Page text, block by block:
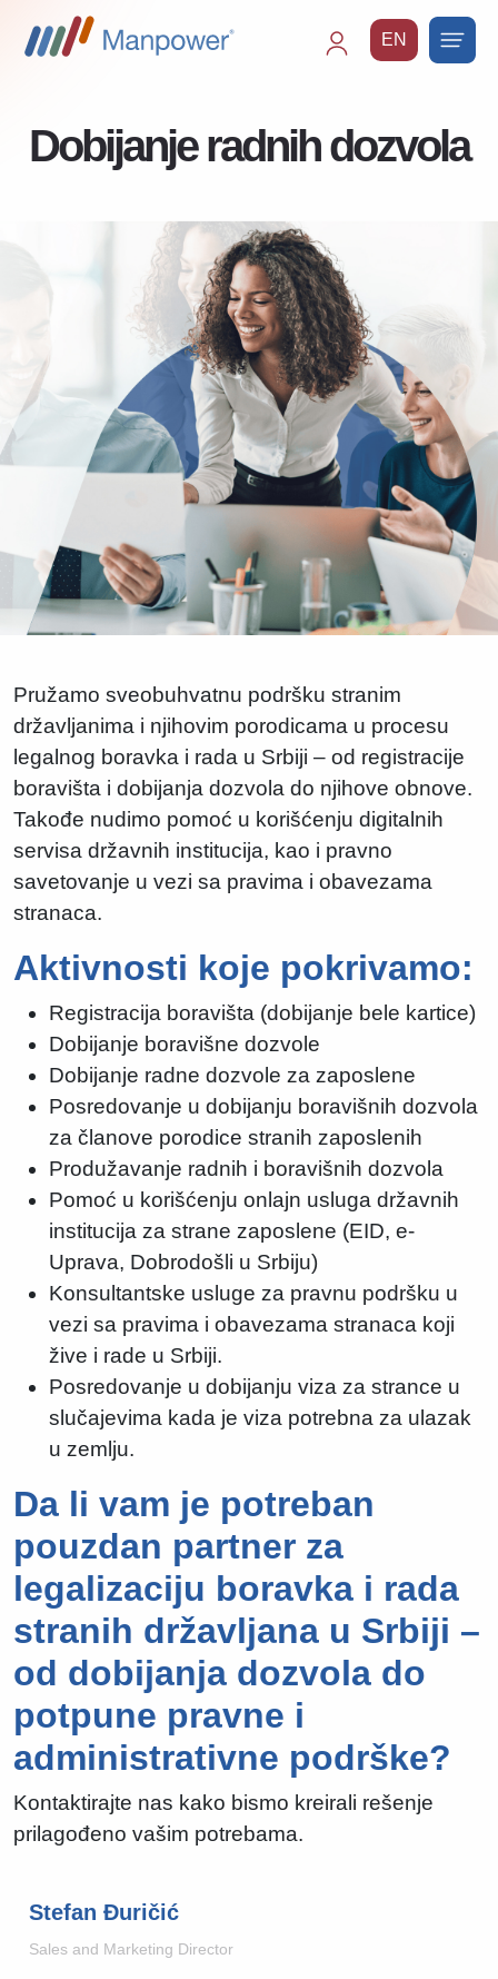
EN
Dobijanje radnih dozvola
Pružamo sveobuhvatnu podršku stranim
državljanima i njihovim porodicama u procesu
legalnog boravka i rada u Srbiji – od registracije
boravišta i dobijanja dozvola do njihove obnove.
Takođe nudimo pomoć u korišćenju digitalnih
servisa državnih institucija, kao i pravno
savetovanje u vezi sa pravima i obavezama
stranaca.
Aktivnosti koje pokrivamo:
Registracija boravišta (dobijanje bele kartice)
Dobijanje boravišne dozvole
Dobijanje radne dozvole za zaposlene
Posredovanje u dobijanju boravišnih dozvola
za članove porodice stranih zaposlenih
Produžavanje radnih i boravišnih dozvola
Pomoć u korišćenju onlajn usluga državnih
institucija za strane zaposlene (EID, e-
Uprava, Dobrodošli u Srbiju)
Konsultantske usluge za pravnu podršku u
vezi sa pravima i obavezama stranaca koji
žive i rade u Srbiji.
Posredovanje u dobijanju viza za strance u
slučajevima kada je viza potrebna za ulazak
u zemlju.
Da li vam je potreban
pouzdan partner za
legalizaciju boravka i rada
stranih državljana u Srbiji –
od dobijanja dozvola do
potpune pravne i
administrativne podrške?
Kontaktirajte nas kako bismo kreirali rešenje
prilagođeno vašim potrebama.
Stefan Đuričić
Sales and Marketing Director